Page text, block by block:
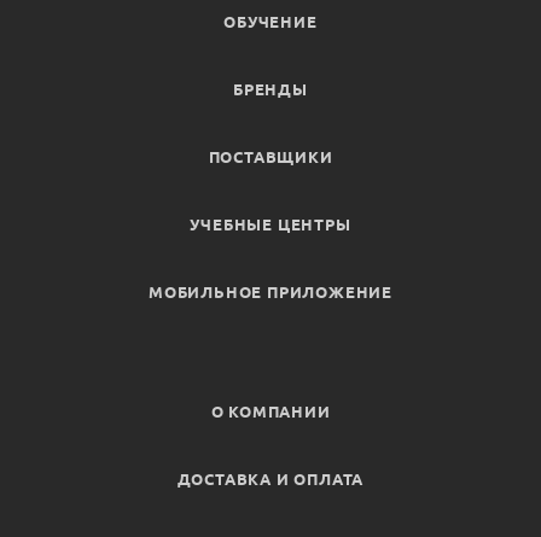
ОБУЧЕНИЕ
БРЕНДЫ
ПОСТАВЩИКИ
УЧЕБНЫЕ ЦЕНТРЫ
МОБИЛЬНОЕ ПРИЛОЖЕНИЕ
О КОМПАНИИ
ДОСТАВКА И ОПЛАТА